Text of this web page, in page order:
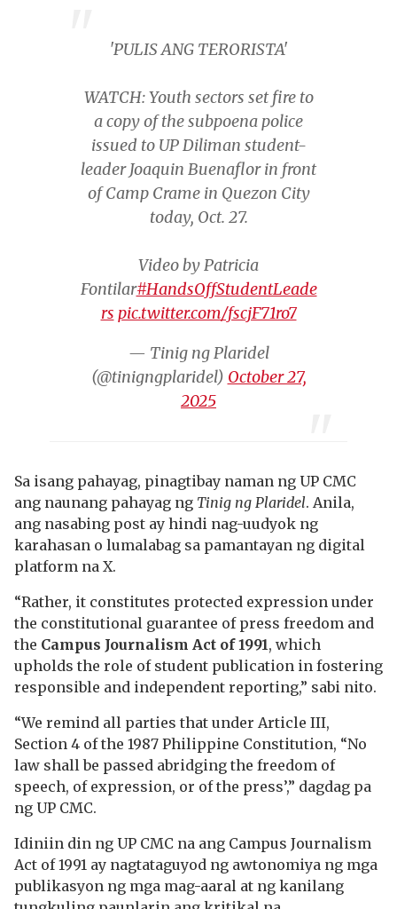
'PULIS ANG TERORISTA'
WATCH: Youth sectors set fire to
a copy of the subpoena police
issued to UP Diliman student-
leader Joaquin Buenaflor in front
of Camp Crame in Quezon City
today, Oct. 27.
Video by Patricia
Fontilar#HandsOffStudentLeade
rs pic.twitter.com/fscjF71ro7
— Tinig ng Plaridel
(@tinigngplaridel) October 27,
2025
Sa isang pahayag, pinagtibay naman ng UP CMC
ang naunang pahayag ng Tinig ng Plaridel. Anila,
ang nasabing post ay hindi nag-uudyok ng
karahasan o lumalabag sa pamantayan ng digital
platform na X.
“Rather, it constitutes protected expression under
the constitutional guarantee of press freedom and
the Campus Journalism Act of 1991, which
upholds the role of student publication in fostering
responsible and independent reporting,” sabi nito.
“We remind all parties that under Article III,
Section 4 of the 1987 Philippine Constitution, “No
law shall be passed abridging the freedom of
speech, of expression, or of the press’,” dagdag pa
ng UP CMC.
Idiniin din ng UP CMC na ang Campus Journalism
Act of 1991 ay nagtataguyod ng awtonomiya ng mga
publikasyon ng mga mag-aaral at ng kanilang